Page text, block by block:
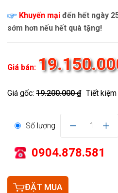
Khuyến mại đến hết ngày
sớm hơn nếu hết quà tặng!
Giá bán:
Giá gốc: 19.200.000 ₫ Tiết
Số lượng 1
0904.878.581
ĐẶT MUA